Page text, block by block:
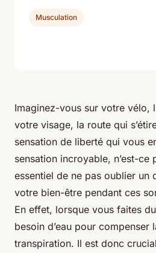
Imaginez-vous sur votre vélo,
votre visage, la route qui
sensation de liberté qui vous
sensation incroyable, n’est-ce
essentiel de ne pas oublier un
votre bien-être pendant ces
En effet, lorsque vous faites
besoin d’eau pour compenser
transpiration. Il est donc
Musculation